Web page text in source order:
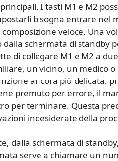
I tasti M1 e M2
bisogna entrare nel
veloce. Una
schermata di standby
di collegare M1 e M2 a
un vicino, un medico
ancora più delicata:
premuto per errore, il
per terminare. Questa
indesiderate della
dalla schermata di
serve a chiamare un